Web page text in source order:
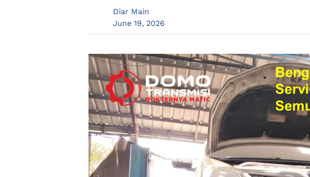
Diar Main
June 19, 2026